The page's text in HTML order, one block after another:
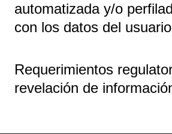
automatizada y/o
con los datos del usuario
Requerimientos
revelación de